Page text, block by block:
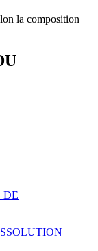
la composition
DE